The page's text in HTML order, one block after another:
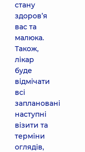
стану
здоров’я
вас та
малюка.
Також,
лікар
буде
відмічати
всі
заплановані
наступні
візити та
терміни
оглядів,